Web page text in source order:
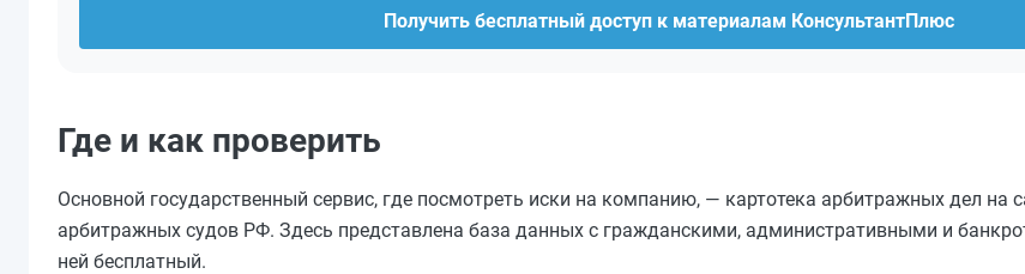
Получить бесплатный доступ к материалам КонсультантПлюс
Где и как проверить
Основной государственный сервис, где посмотреть иски на компанию, — картотека арбитражных дел на
арбитражных судов РФ. Здесь представлена база данных с гражданскими, административными и
ней бесплатный.